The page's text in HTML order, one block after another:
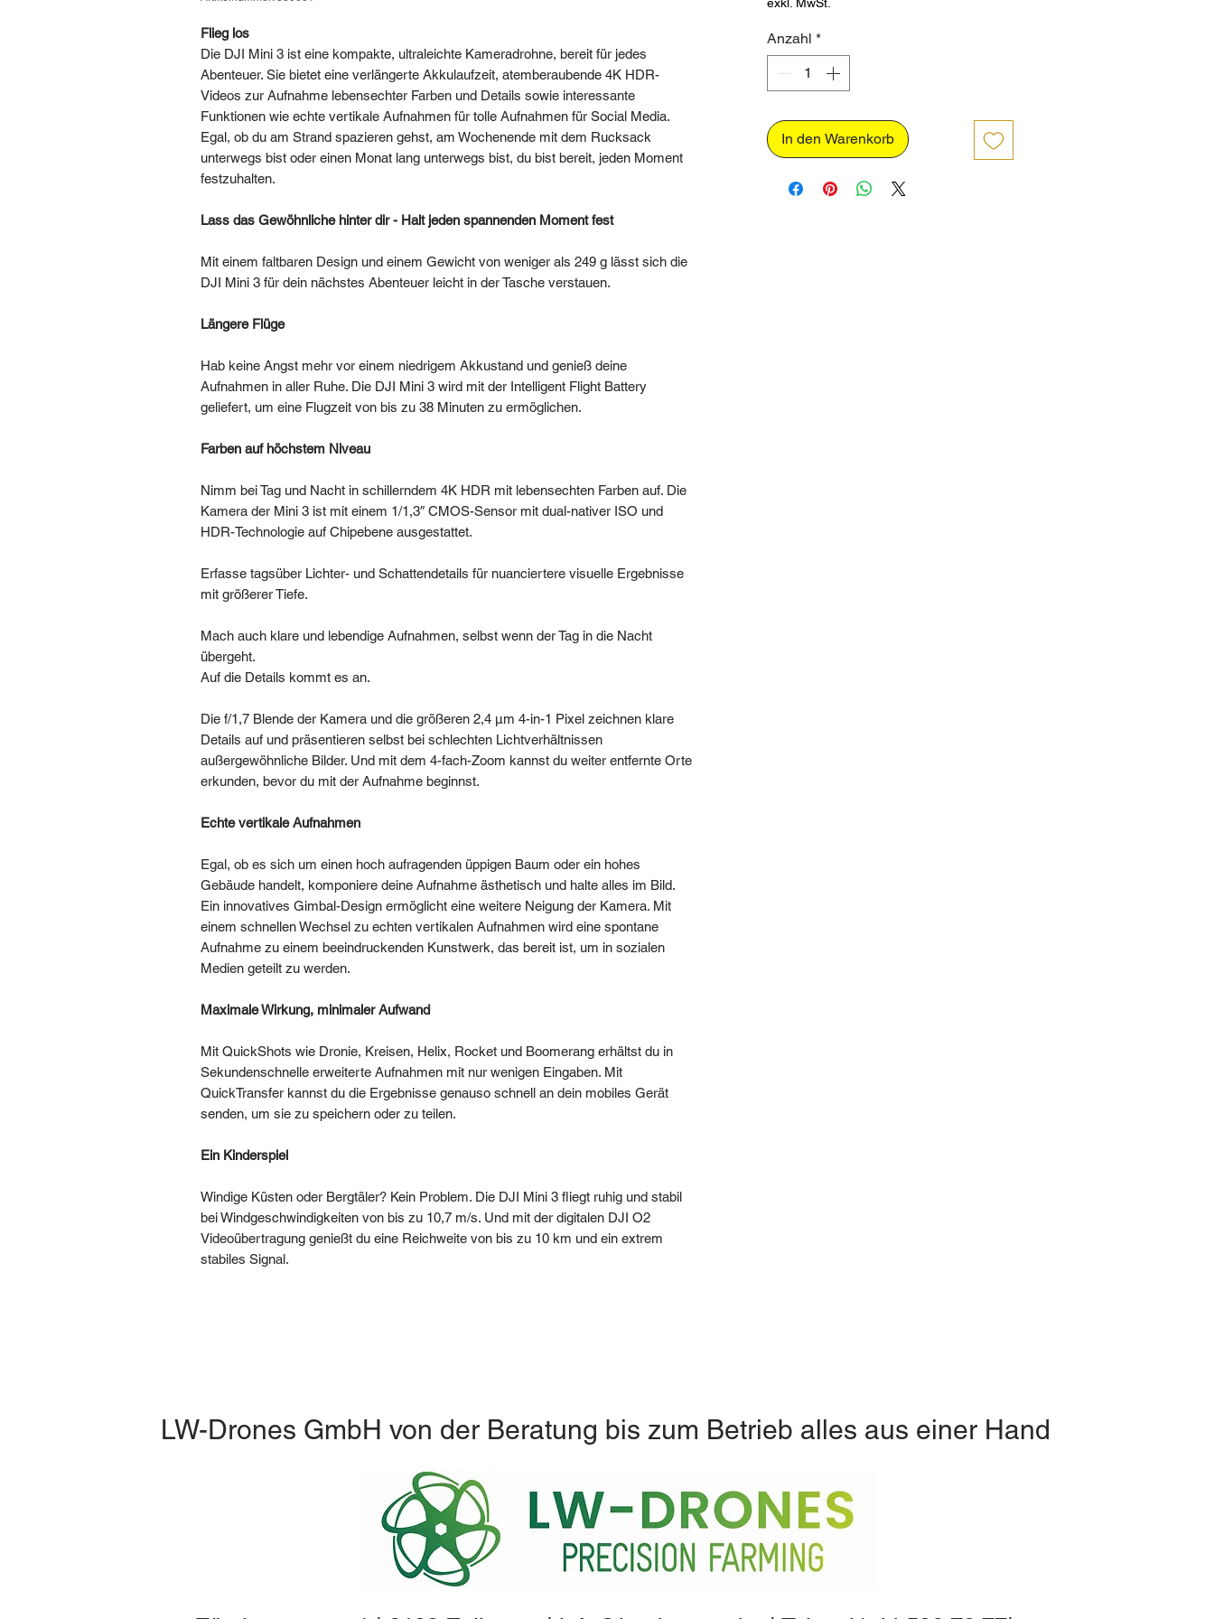
Flieg los
Die DJI Mini 3 ist eine kompakte, ultraleichte Kameradrohne, bereit für jedes
Abenteuer. Sie bietet eine verlängerte Akkulaufzeit, atemberaubende 4K HDR-
Videos zur Aufnahme lebensechter Farben und Details sowie interessante
Funktionen wie echte vertikale Aufnahmen für tolle Aufnahmen für Social Media.
Egal, ob du am Strand spazieren gehst, am Wochenende mit dem Rucksack
unterwegs bist oder einen Monat lang unterwegs bist, du bist bereit, jeden Moment
festzuhalten.
Lass das Gewöhnliche hinter dir - Halt jeden spannenden Moment fest
Mit einem faltbaren Design und einem Gewicht von weniger als 249 g lässt sich die
DJI Mini 3 für dein nächstes Abenteuer leicht in der Tasche verstauen.
Längere Flüge
Hab keine Angst mehr vor einem niedrigem Akkustand und genieß deine
Aufnahmen in aller Ruhe. Die DJI Mini 3 wird mit der Intelligent Flight Battery
geliefert, um eine Flugzeit von bis zu 38 Minuten zu ermöglichen.
Farben auf höchstem Niveau
Nimm bei Tag und Nacht in schillerndem 4K HDR mit lebensechten Farben auf. Die
Kamera der Mini 3 ist mit einem 1/1,3″ CMOS-Sensor mit dual-nativer ISO und
HDR-Technologie auf Chipebene ausgestattet.
Erfasse tagsüber Lichter- und Schattendetails für nuanciertere visuelle Ergebnisse
mit größerer Tiefe.
Mach auch klare und lebendige Aufnahmen, selbst wenn der Tag in die Nacht
übergeht.
Auf die Details kommt es an.
Die f/1,7 Blende der Kamera und die größeren 2,4 μm 4-in-1 Pixel zeichnen klare
Details auf und präsentieren selbst bei schlechten Lichtverhältnissen
außergewöhnliche Bilder. Und mit dem 4-fach-Zoom kannst du weiter entfernte Orte
erkunden, bevor du mit der Aufnahme beginnst.
Echte vertikale Aufnahmen
Egal, ob es sich um einen hoch aufragenden üppigen Baum oder ein hohes
Gebäude handelt, komponiere deine Aufnahme ästhetisch und halte alles im Bild.
Ein innovatives Gimbal-Design ermöglicht eine weitere Neigung der Kamera. Mit
einem schnellen Wechsel zu echten vertikalen Aufnahmen wird eine spontane
Aufnahme zu einem beeindruckenden Kunstwerk, das bereit ist, um in sozialen
Medien geteilt zu werden.
Maximale Wirkung, minimaler Aufwand
Mit QuickShots wie Dronie, Kreisen, Helix, Rocket und Boomerang erhältst du in
Sekundenschnelle erweiterte Aufnahmen mit nur wenigen Eingaben. Mit
QuickTransfer kannst du die Ergebnisse genauso schnell an dein mobiles Gerät
senden, um sie zu speichern oder zu teilen.
Ein Kinderspiel
Windige Küsten oder Bergtäler? Kein Problem. Die DJI Mini 3 fliegt ruhig und stabil
bei Windgeschwindigkeiten von bis zu 10,7 m/s. Und mit der digitalen DJI O2
Videoübertragung genießt du eine Reichweite von bis zu 10 km und ein extrem
stabiles Signal.
Anzahl *
In den Warenkorb
LW-Drones GmbH von der Beratung bis zum Betrieb alles aus einer Hand